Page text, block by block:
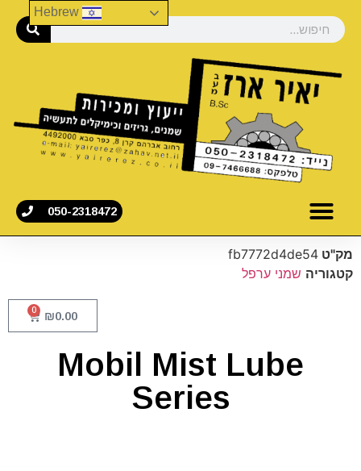
050-2318472
מק"ט fb7772d4de54
קטגוריה שמני ערפל
₪0.00
0
Mobil Mist Lube
Series
Hebrew